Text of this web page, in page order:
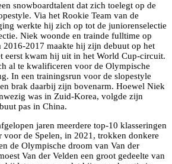
snowboardtalent dat zich toelegt op de
Via het Rookie Team van de
werkte hij zich op tot de juniorenselectie
Niek woonde en trainde fulltime op
2016-2017 maakte hij zijn debuut op het
eerst kwam hij uit in het World Cup-circuit.
al te kwalificeren voor de Olympische
In een trainingsrun voor de slopestyle
brak daarbij zijn bovenarm. Hoewel Niek
was in Zuid-Korea, volgde zijn
pas in China.
jaren meerdere top-10 klasseringen
voor de Spelen, in 2021, trokken donkere
de Olympische droom van Van der
Van der Velden een groot gedeelte van